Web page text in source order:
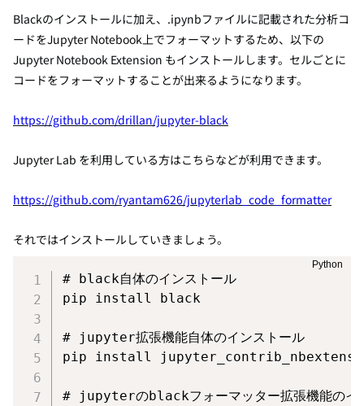
Blackのインストールに加え、.ipynbファイルに記載された分析コ
ードをJupyter Notebook上でフォーマットするため、以下の
Jupyter Notebook Extension もインストールします。セルごとに
コードをフォーマットすることが出来るようになります。
https://github.com/drillan/jupyter-black
Jupyter Lab を利用している方はこちらなどが利用できます。
https://github.com/ryantam626/jupyterlab_code_formatter
それではインストールしていきましょう。
# black自体のインストール
pip install black
# jupyter拡張機能自体のインストール
pip install
# jupyterのblackフォーマッター拡張機能のイ